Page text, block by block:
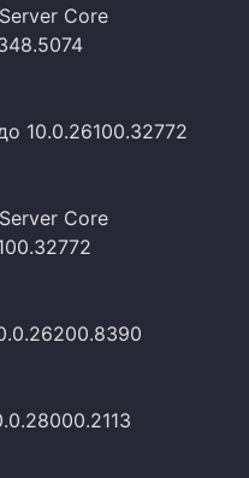
Core
10.0.26100.32772
Core